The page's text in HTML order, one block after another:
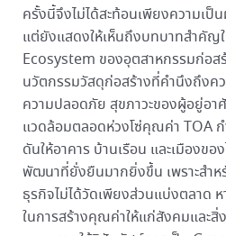
ครั้งนี้จึงไม่ได้สะท้อนเพียงความเป็
แต่ยังแสดงให้เห็นถึงบทบาทสำคัญ
Ecosystem ของอุตสาหกรรมก่อส
นวัตกรรมวัสดุก่อสร้างที่คำนึงถึงค
ความปลอดภัย สุขภาวะของผู้อยู่อา
แวดล้อมตลอดห่วงโซ่คุณค่า TOA
ดันให้อาคาร บ้านเรือน และเมืองข
พัฒนาที่ยั่งยืนมากยิ่งขึ้น เพราะสำ
ธุรกิจไม่ได้วัดเพียงส่วนแบ่งตลาด
ในการสร้างคุณค่าให้แก่สังคมและสิ่